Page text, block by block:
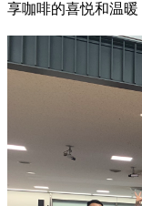
享咖啡的喜悦和温暖